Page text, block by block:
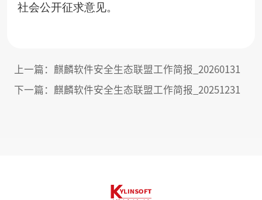
社会公开征求意见。
上一篇： 麒麟软件安全生态联盟工作简报_20260131
下一篇： 麒麟软件安全生态联盟工作简报_20251231